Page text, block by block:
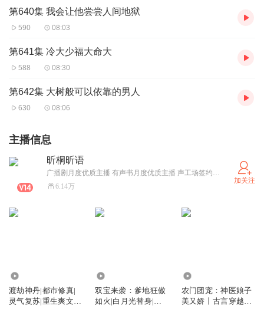
第640集 我会让他尝尝人间地狱
590 08:03
第641集 冷大少福大命大
588 08:30
第642集 大树般可以依靠的男人
630 08:06
主播信息
昕桐昕语
广播剧月度优质主播 有声书月度优质主播 声工场签约主播 版权方 喜播教育-官方专业辅导官 专业制作人 编剧 导演 15+影视制作经验，酷爱声音的力量 一次相遇终生相守，用一生的声音与你陪伴
6.14万
加关注
渡劫神丹|都市修真|
灵气复苏|重生爽文|
双宝来袭：爹地狂傲
如火|白月光替身|虐
农门团宠：神医娘子
美又娇丨古言穿越丨